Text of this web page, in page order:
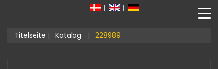
| |
Titelseite Katalog 228989